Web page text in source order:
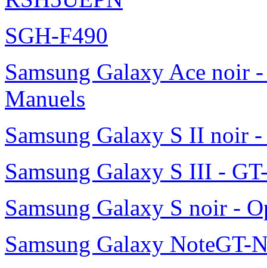
SGH-F490
Samsung Galaxy Ace noir
Manuels
Samsung Galaxy S II noir
Samsung Galaxy S III -
Samsung Galaxy S noir -
Samsung Galaxy NoteGT-